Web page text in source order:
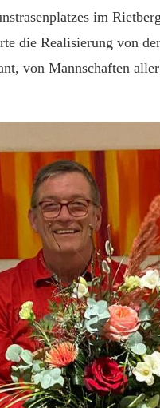
im
die Realisierung von
von Mannschaften